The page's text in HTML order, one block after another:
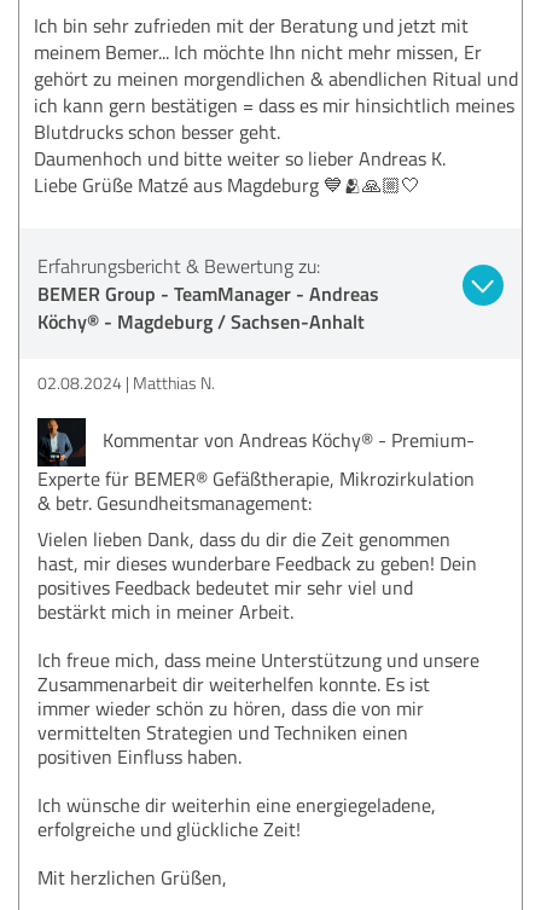
Ich bin sehr zufrieden mit der Beratung und jetzt mit
meinem Bemer... Ich möchte Ihn nicht mehr missen, Er
gehört zu meinen morgendlichen & abendlichen Ritual und
ich kann gern bestätigen = dass es mir hinsichtlich meines
Blutdrucks schon besser geht.
Daumenhoch und bitte weiter so lieber Andreas K.
Liebe Grüße Matzé aus Magdeburg 💙🫂🙏🏼🤍
Erfahrungsbericht & Bewertung zu:
BEMER Group - TeamManager - Andreas
Köchy® - Magdeburg / Sachsen-Anhalt
02.08.2024 Matthias N.
Kommentar von Andreas Köchy® - Premium-
Experte für BEMER® Gefäßtherapie, Mikrozirkulation
& betr. Gesundheitsmanagement:
Vielen lieben Dank, dass du dir die Zeit genommen
hast, mir dieses wunderbare Feedback zu geben! Dein
positives Feedback bedeutet mir sehr viel und
bestärkt mich in meiner Arbeit.
Ich freue mich, dass meine Unterstützung und unsere
Zusammenarbeit dir weiterhelfen konnte. Es ist
immer wieder schön zu hören, dass die von mir
vermittelten Strategien und Techniken einen
positiven Einfluss haben.
Ich wünsche dir weiterhin eine energiegeladene,
erfolgreiche und glückliche Zeit!
Mit herzlichen Grüßen,